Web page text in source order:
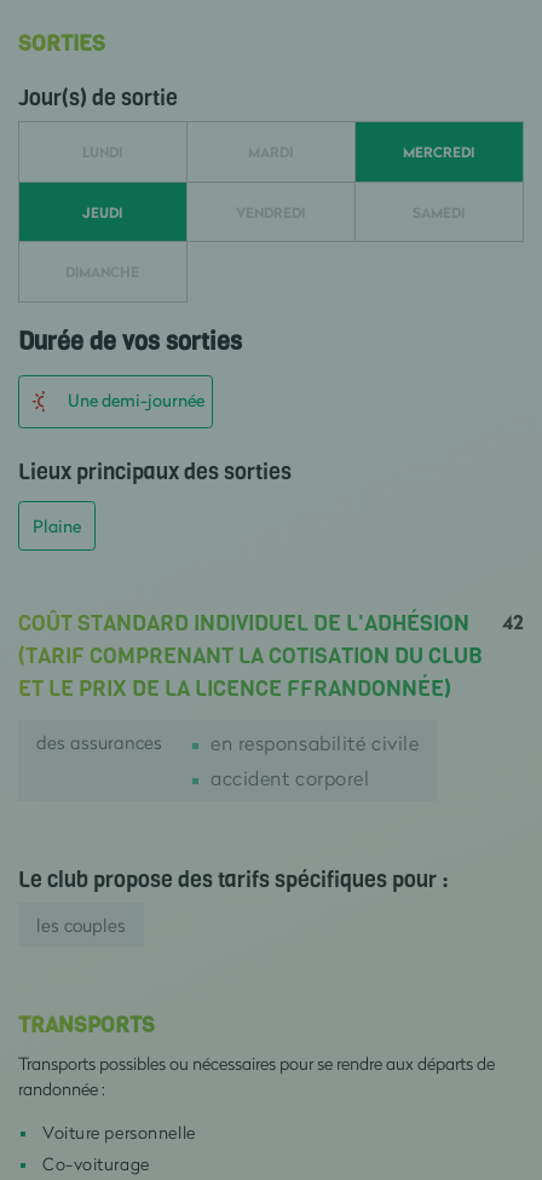
SORTIES
Jour(s) de sortie
LUNDI MARDI MERCREDI
JEUDI VENDREDI SAMEDI
DIMANCHE
Durée de vos sorties
Une demi-journée
Lieux principaux des sorties
Plaine
COÛT STANDARD INDIVIDUEL DE L'ADHÉSION
(TARIF COMPRENANT LA COTISATION DU CLUB
ET LE PRIX DE LA LICENCE FFRANDONNÉE)
42
des assurances
en responsabilité civile
accident corporel
Le club propose des tarifs spécifiques pour :
les couples
TRANSPORTS
Transports possibles ou nécessaires pour se rendre aux départs de
randonnée :
Voiture personnelle
Co-voiturage